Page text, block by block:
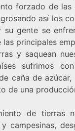
forzado de las
así los
su gente se
principales
y saquean
sufrimos
caña de
de una
de tierras
campesinas,